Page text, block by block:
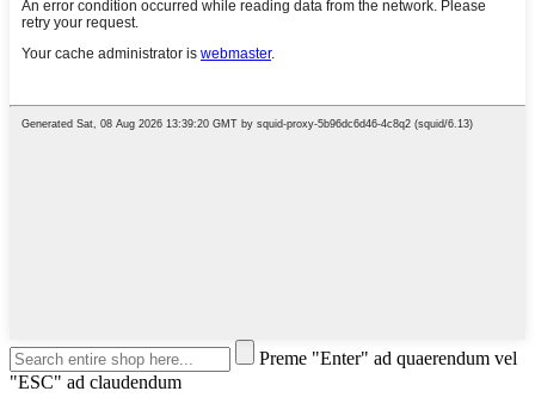
Preme "Enter" ad quaerendum vel
"ESC" ad claudendum